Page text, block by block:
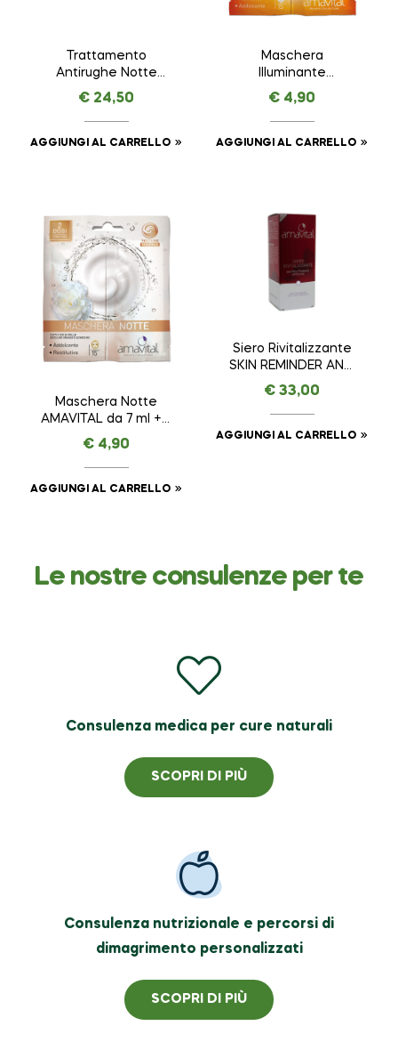
Trattamento
Antirughe Notte
VEGETAL LIFTING –
AMAVITAL da 50 ml
€ 24,50
AGGIUNGI AL CARRELLO
Maschera
Illuminante
AMAVITAL da 7 ml + 7
ml
€ 4,90
AGGIUNGI AL CARRELLO
Maschera Notte
AMAVITAL da 7 ml + 7
ml
€ 4,90
AGGIUNGI AL CARRELLO
Siero Rivitalizzante
SKIN REMINDER ANTI
AGE PREMIUM –
AMAVITAL da 30 ml
€ 33,00
AGGIUNGI AL CARRELLO
Le nostre consulenze per te
Consulenza medica per cure naturali
SCOPRI DI PIÙ
Consulenza nutrizionale e percorsi di
dimagrimento personalizzati
SCOPRI DI PIÙ